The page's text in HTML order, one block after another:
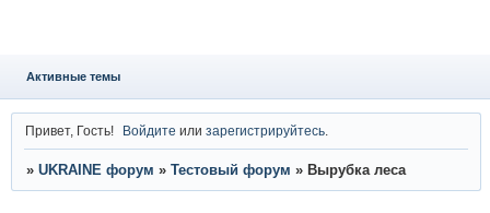
Активные темы
Привет, Гость! Войдите илизарегистрируйтесь
» UKRAINE форум » Тестовый форум » Вырубка леса